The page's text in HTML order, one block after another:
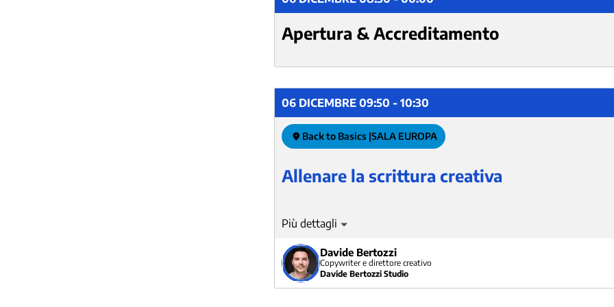
Apertura & Accreditamento
06 DICEMBRE 09:50 - 10:30
Back to Basics |SALA EUROPA
Allenare la scrittura creativa
La creatività è la miglior strategia di comunicazione. Non è una
strumenti e tecniche da mettere subito in pratica nei nostri canali
questo speech.
Davide Bertozzi
Copywriter e direttore creativo
Davide Bertozzi Studio